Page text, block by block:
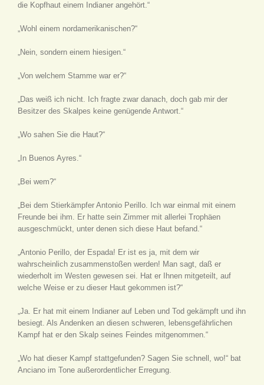
die Kopfhaut einem Indianer angehört.“
„Wohl einem nordamerikanischen?“
„Nein, sondern einem hiesigen.“
„Von welchem Stamme war er?“
„Das weiß ich nicht. Ich fragte zwar danach, doch gab mir der
Besitzer des Skalpes keine genügende Antwort.“
„Wo sahen Sie die Haut?“
„In Buenos Ayres.“
„Bei wem?“
„Bei dem Stierkämpfer Antonio Perillo. Ich war einmal mit einem
Freunde bei ihm. Er hatte sein Zimmer mit allerlei Trophäen
ausgeschmückt, unter denen sich diese Haut befand.“
„Antonio Perillo, der Espada! Er ist es ja, mit dem wir
wahrscheinlich zusammenstoßen werden! Man sagt, daß er
wiederholt im Westen gewesen sei. Hat er Ihnen mitgeteilt, auf
welche Weise er zu dieser Haut gekommen ist?“
„Ja. Er hat mit einem Indianer auf Leben und Tod gekämpft und ihn
besiegt. Als Andenken an diesen schweren, lebensgefährlichen
Kampf hat er den Skalp seines Feindes mitgenommen.“
„Wo hat dieser Kampf stattgefunden? Sagen Sie schnell, wo!“ bat
Anciano im Tone außerordentlicher Erregung.